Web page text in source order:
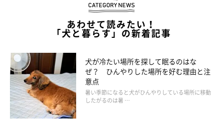
いぬのきもち投稿写真ギャラリー
ビビりで慎重派タイプの場合、緊張したりストレスを感じたりし
ているときは、絆を深めるのが難しいです。
そんなときには、愛犬の心のより所となり、”頼れるアニキ”のよ
うな存在になりましょう。愛犬が苦手なことでも、今までより我
あわせて読みたい！
「犬と暮らす」の新着記事
犬が冷たい場所を探して眠るのはな
ぜ？ ひんやりした場所を好む理由と注
意点
暑い季節になると犬がひんやりしている場所に移動
したがるのは暑 …